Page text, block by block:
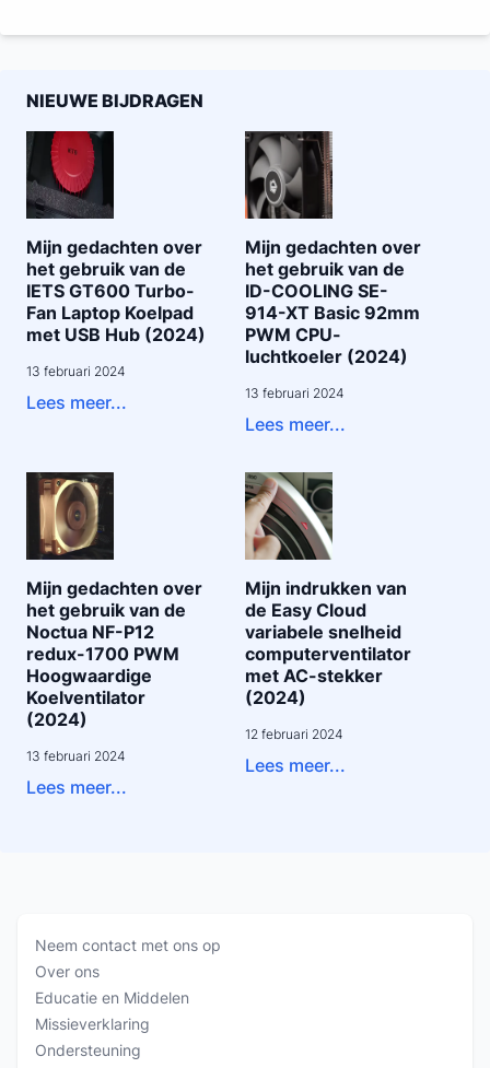
NIEUWE BIJDRAGEN
Mijn gedachten over
het gebruik van de
IETS GT600 Turbo-
Fan Laptop Koelpad
met USB Hub (2024)
13 februari 2024
Lees meer...
Mijn gedachten over
het gebruik van de
ID-COOLING SE-
914-XT Basic 92mm
PWM CPU-
luchtkoeler (2024)
13 februari 2024
Lees meer...
Mijn gedachten over
het gebruik van de
Noctua NF-P12
redux-1700 PWM
Hoogwaardige
Koelventilator
(2024)
13 februari 2024
Lees meer...
Mijn indrukken van
de Easy Cloud
variabele snelheid
computerventilator
met AC-stekker
(2024)
12 februari 2024
Lees meer...
Neem contact met ons op
Over ons
Educatie en Middelen
Missieverklaring
Ondersteuning